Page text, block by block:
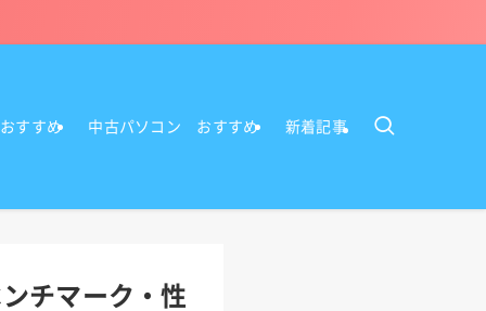
すすめ 中古パソコン おすすめ 新着記事
チマーク・性